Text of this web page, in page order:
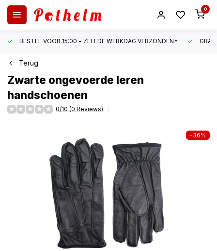
0
BESTEL VOOR 15:00 = ZELFDE WERKDAG VERZONDEN*
Terug
Zwarte ongevoerde leren
handschoenen
0/10 (0 Reviews)
-36%